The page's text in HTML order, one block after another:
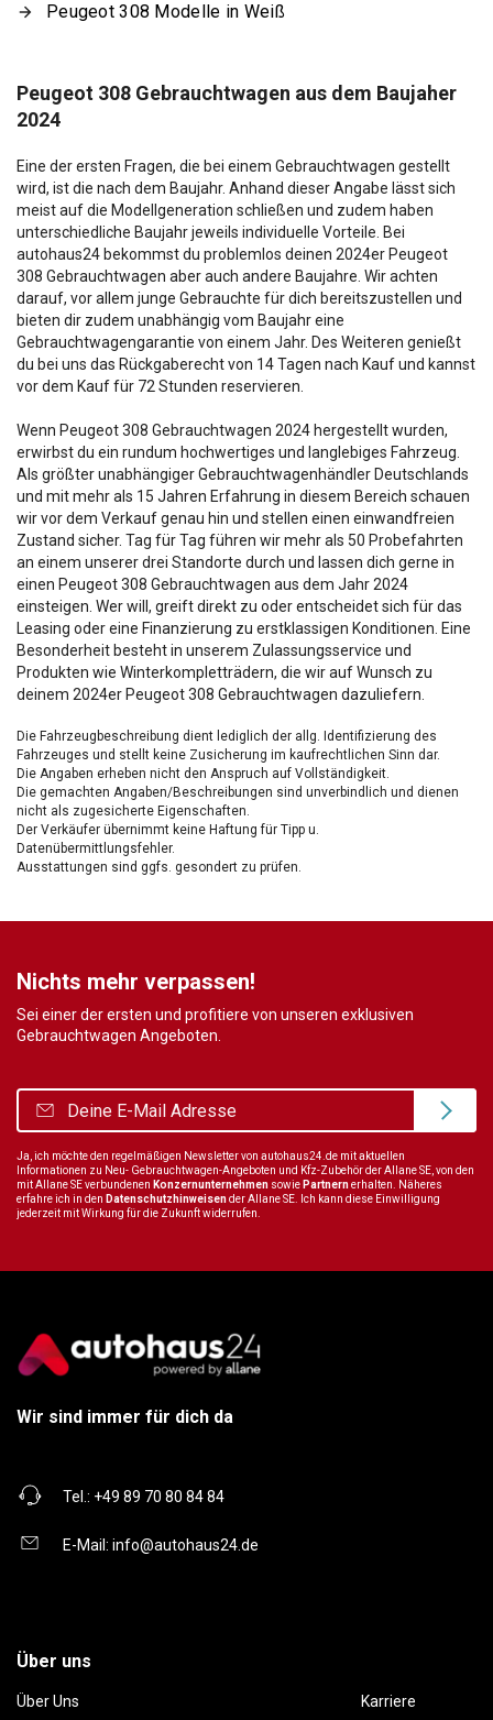
Peugeot 308 Modelle in Weiß
Peugeot 308 Gebrauchtwagen aus dem Baujaher
2024
Eine der ersten Fragen, die bei einem Gebrauchtwagen gestellt
wird, ist die nach dem Baujahr. Anhand dieser Angabe lässt sich
meist auf die Modellgeneration schließen und zudem haben
unterschiedliche Baujahr jeweils individuelle Vorteile. Bei
autohaus24 bekommst du problemlos deinen 2024er Peugeot
308 Gebrauchtwagen aber auch andere Baujahre. Wir achten
darauf, vor allem junge Gebrauchte für dich bereitszustellen und
bieten dir zudem unabhängig vom Baujahr eine
Gebrauchtwagengarantie von einem Jahr. Des Weiteren genießt
du bei uns das Rückgaberecht von 14 Tagen nach Kauf und kannst
vor dem Kauf für 72 Stunden reservieren.
Wenn Peugeot 308 Gebrauchtwagen 2024 hergestellt wurden,
erwirbst du ein rundum hochwertiges und langlebiges Fahrzeug.
Als größter unabhängiger Gebrauchtwagenhändler Deutschlands
und mit mehr als 15 Jahren Erfahrung in diesem Bereich schauen
wir vor dem Verkauf genau hin und stellen einen einwandfreien
Zustand sicher. Tag für Tag führen wir mehr als 50 Probefahrten
an einem unserer drei Standorte durch und lassen dich gerne in
einen Peugeot 308 Gebrauchtwagen aus dem Jahr 2024
einsteigen. Wer will, greift direkt zu oder entscheidet sich für das
Leasing oder eine Finanzierung zu erstklassigen Konditionen. Eine
Besonderheit besteht in unserem Zulassungsservice und
Produkten wie Winterkompletträdern, die wir auf Wunsch zu
deinem 2024er Peugeot 308 Gebrauchtwagen dazuliefern.
Die Fahrzeugbeschreibung dient lediglich der allg. Identifizierung des
Fahrzeuges und stellt keine Zusicherung im kaufrechtlichen Sinn dar.
Die Angaben erheben nicht den Anspruch auf Vollständigkeit.
Die gemachten Angaben/Beschreibungen sind unverbindlich und dienen
nicht als zugesicherte Eigenschaften.
Der Verkäufer übernimmt keine Haftung für Tipp u.
Datenübermittlungsfehler.
Ausstattungen sind ggfs. gesondert zu prüfen.
Nichts mehr verpassen!
Sei einer der ersten und profitiere von unseren exklusiven
Gebrauchtwagen Angeboten.
Ja, ich möchte den regelmäßigen Newsletter von autohaus24.de mit aktuellen
Informationen zu Neu- Gebrauchtwagen-Angeboten und Kfz-Zubehör der Allane SE, von den
mit Allane SE verbundenen Konzernunternehmen sowie Partnernerhalten. Näheres
erfahre ich in den Datenschutzhinweisender Allane SE. Ich kann diese Einwilligung
jederzeit mit Wirkung für die Zukunft widerrufen.
Wir sind immer für dich da
Tel.: +49 89 70 80 84 84
E-Mail: info@autohaus24.de
Über uns
Über Uns Karriere